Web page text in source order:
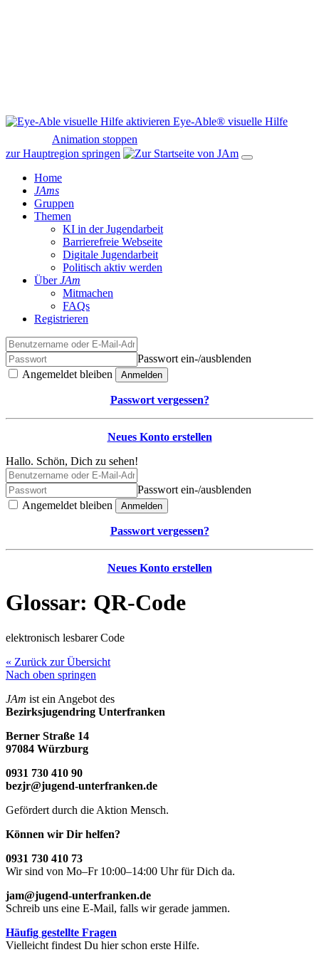
Eye-Able® visuelle Hilfe
Animation stoppen
zur Hauptregion springen
Home
JAms
Gruppen
Themen
KI in der Jugendarbeit
Barrierefreie Webseite
Digitale Jugendarbeit
Politisch aktiv werden
ÜberJAm
Mitmachen
FAQs
Registrieren
Passwort ein-/ausblenden
Angemeldet bleiben
Anmelden
Passwort vergessen?
Neues Konto erstellen
Hallo. Schön, Dich zu sehen!
Passwort ein-/ausblenden
Angemeldet bleiben
Anmelden
Passwort vergessen?
Neues Konto erstellen
Glossar: QR-Code
elektronisch lesbarer Code
« Zurück zur Übersicht
Nach oben springen
JAm ist ein Angebot des
Bezirksjugendring Unterfranken
Berner Straße 14
97084 Würzburg
0931 730 410 90
bezjr@jugend-unterfranken.de
Gefördert durch die Aktion Mensch.
Können wir Dir helfen?
0931 730 410 73
Wir sind von Mo–Fr 10:00–14:00 Uhr für Dich da.
jam@jugend-unterfranken.de
Schreib uns eine E-Mail, falls wir gerade jammen.
Häufig gestellte Fragen
Vielleicht findest Du hier schon erste Hilfe.